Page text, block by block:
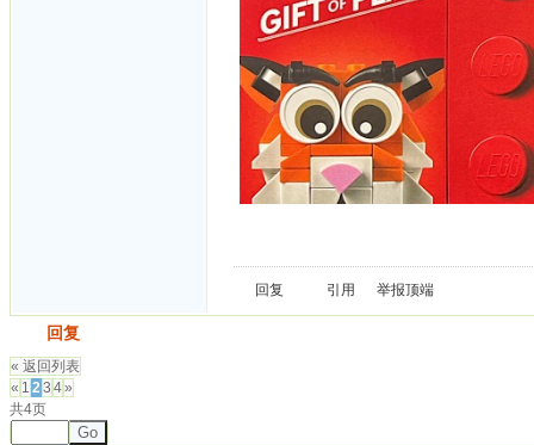
回复 引用 举报顶端
回复
« 返回列表
« 1 23 4»
共4页
Go